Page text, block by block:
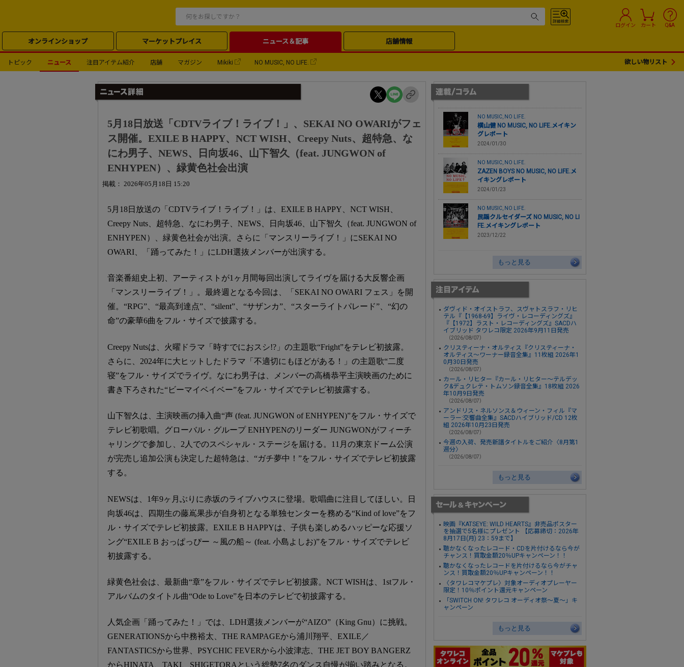
ログイン カート Q&A
オンラインショップ マーケットプレイス ニュース＆記事 店舗情報
トピック ニュース 注目アイテム紹介 店舗 マガジン Mikiki NO MUSIC, NO LIFE. 欲しい物リスト
5月18日放送「CDTVライブ！ライブ！」、SEKAI NO OWARIがフェ
ス開催。EXILE B HAPPY、NCT WISH、Creepy Nuts、超特急、な
にわ男子、NEWS、日向坂46、山下智久（feat. JUNGWON of
ENHYPEN）、緑黄色社会出演
掲載： 2026年05月18日 15:20
5月18日放送の「CDTVライブ！ライブ！」は、EXILE B HAPPY、NCT WISH、
Creepy Nuts、超特急、なにわ男子、NEWS、日向坂46、山下智久（feat. JUNGWON of
ENHYPEN）、緑黄色社会が出演。さらに「マンスリーライブ！」にSEKAI NO
OWARI、「踊ってみた！」にLDH選抜メンバーが出演する。
音楽番組史上初、アーティストが1ヶ月間毎回出演してライヴを届ける大反響企画
「マンスリーライブ！」。最終週となる今回は、「SEKAI NO OWARI フェス」を開
催。“RPG”、“最高到達点”、“silent”、“サザンカ”、“スターライトパレード”、“幻の
命”の豪華6曲をフル・サイズで披露する。
Creepy Nutsは、火曜ドラマ「時すでにおスシ!?」の主題歌“Fright”をテレビ初披露。
さらに、2024年に大ヒットしたドラマ「不適切にもほどがある！」の主題歌“二度
寝”をフル・サイズでライヴ。なにわ男子は、メンバーの高橋恭平主演映画のために
書き下ろされた“ビーマイベイベー”をフル・サイズでテレビ初披露する。
山下智久は、主演映画の挿入曲“声 (feat. JUNGWON of ENHYPEN)”をフル・サイズで
テレビ初歌唱。グローバル・グループ ENHYPENのリーダー JUNGWONがフィーチ
ャリングで参加し、2人でのスペシャル・ステージを届ける。11月の東京ドーム公演
が完売し追加公演も決定した超特急は、“ガチ夢中！”をフル・サイズでテレビ初披露
する。
NEWSは、1年9ヶ月ぶりに赤坂のライブハウスに登場。歌唱曲に注目してほしい。日
向坂46は、四期生の藤嶌果歩が自身初となる単独センターを務める“Kind of love”をフ
ル・サイズでテレビ初披露。EXILE B HAPPYは、子供も楽しめるハッピーな応援ソ
ング“EXILE B おっぱっぴー ～風の船～ (feat. 小島よしお)”をフル・サイズでテレビ
初披露する。
緑黄色社会は、最新曲“章”をフル・サイズでテレビ初披露。NCT WISHは、1stフル・
アルバムのタイトル曲“Ode to Love”を日本のテレビで初披露する。
人気企画「踊ってみた！」では、LDH選抜メンバーが“AIZO”（King Gnu）に挑戦。
GENERATIONSから中務裕太、THE RAMPAGEから浦川翔平、EXILE／
FANTASTICSから世界、PSYCHIC FEVERから小波津志、THE JET BOY BANGERZ
からHINATA、TAKI、SHIGETORAという総勢7名のダンス自慢が揃い踏みとなる。
NO MUSIC, NO LIFE.
横山健 NO MUSIC, NO LIFE.メイキン
グレポート
2024/01/30
NO MUSIC, NO LIFE.
ZAZEN BOYS NO MUSIC, NO LIFE.メ
イキングレポート
2024/01/23
NO MUSIC, NO LIFE.
民謡クルセイダーズ NO MUSIC, NO LI
FE.メイキングレポート
2023/12/22
もっと見る
ダヴィド・オイストラフ、スヴャトスラフ・リヒ
テル『【1968-69】ライヴ・レコーディングズ』
『【1972】ラスト・レコーディングズ』SACDハ
イブリッド タワレコ限定 2026年9月11日発売
（2026/08/07）
クリスティーナ・オルティス『クリスティーナ・
オルティス～ワーナー録音全集』11枚組 2026年1
0月30日発売
（2026/08/07）
カール・リヒター『カール・リヒター～テルデッ
ク&デュクレテ・トムソン録音全集』18枚組 2026
年10月9日発売
（2026/08/07）
アンドリス・ネルソンス＆ウィーン・フィル『マ
ーラー:交響曲全集』SACDハイブリッド/CD 12枚
組 2026年10月23日発売
（2026/08/07）
今週の入荷、発売新譜タイトルをご紹介〈8月第1
週分〉
（2026/08/07）
もっと見る
映画『KATSEYE: WILD HEARTS』非売品ポスター
を抽選で5名様にプレゼント 【応募締切：2026年
8月17日(月) 23：59まで】
聴かなくなったレコード・CDを片付けるなら今が
チャンス！買取金額20％UPキャンペーン！！
聴かなくなったレコードを片付けるなら今がチャ
ンス！買取金額20％UPキャンペーン！！
〈タワレコマケプレ〉対象オーディオプレーヤー
限定！10％ポイント還元キャンペーン
「SWITCH ON! タワレコ オーディオ祭～夏～」キ
ャンペーン
もっと見る